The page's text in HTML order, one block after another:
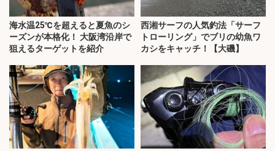
海水温25℃を超えると夏魚のシ
ーズンが本格化！ 大阪湾沿岸で
狙えるターゲットを紹介
西湘サーフの人気釣法「サーフ
トローリング」でブリの幼魚ワ
カシをキャッチ！【大磯】